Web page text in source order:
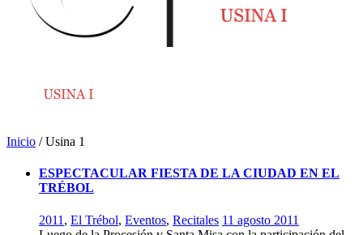
Inicio /Usina 1
ESPECTACULAR FIESTA DE LA CIUDAD EN EL
TRÉBOL
2011 , El Trébol, Eventos, Recitales 11 agosto 2011